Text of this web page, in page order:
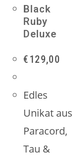
Black
Ruby
Deluxe
€ 129,00
Edles
Unikat aus
Paracord,
Tau &